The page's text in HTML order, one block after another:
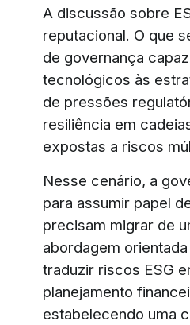
A discussão sobre
reputacional. O que
de governança
tecnológicos às
de pressões
resiliência em
expostas a riscos
Nesse cenário, a
para assumir papel
precisam migrar de
abordagem
traduzir riscos ESG
planejamento
estabelecendo uma